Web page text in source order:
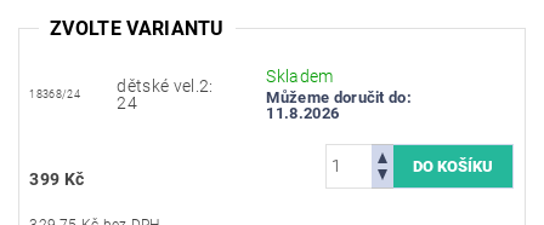
ZVOLTE VARIANTU
18368/24
dětské vel.2:
24
Skladem
Můžeme doručit do:
11.8.2026
399 Kč